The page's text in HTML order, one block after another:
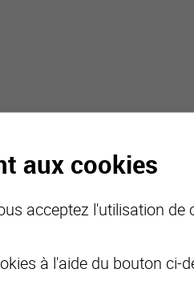
aux cookies
acceptez l'utilisation
à l'aide du bouton ci-